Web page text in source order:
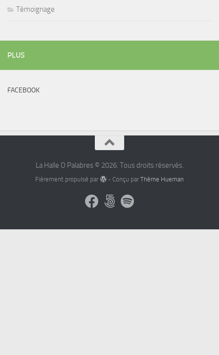
Témoignage
PLUS
FACEBOOK
La Halle O Palabres © 2026. Tous droits réservés.
Fièrement propulsé par - Conçu par Thème Hueman